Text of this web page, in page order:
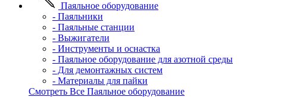
Паяльное оборудование
- Паяльники
- Паяльные станции
- Выжигатели
- Инструменты и оснастка
- Паяльное оборудование для азотной среды
- Для демонтажных систем
- Материалы для пайки
Смотреть Все Паяльное оборудование